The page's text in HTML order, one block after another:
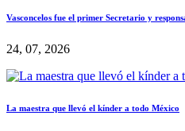
Vasconcelos fue el primer Secretario y
24, 07, 2026
La maestra que llevó el kínder a todo México